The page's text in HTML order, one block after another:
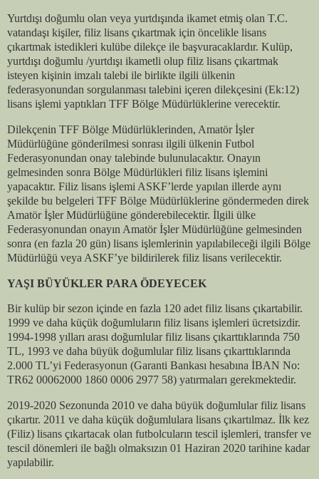
Yurtdışı doğumlu olan veya yurtdışında ikamet etmiş olan T.C.
vatandaşı kişiler, filiz lisans çıkartmak için öncelikle lisans
çıkartmak istedikleri kulübe dilekçe ile başvuracaklardır. Kulüp,
yurtdışı doğumlu /yurtdışı ikametli olup filiz lisans çıkartmak
isteyen kişinin imzalı talebi ile birlikte ilgili ülkenin
federasyonundan sorgulanması talebini içeren dilekçesini (Ek:12)
lisans işlemi yaptıkları TFF Bölge Müdürlüklerine verecektir.
Dilekçenin TFF Bölge Müdürlüklerinden, Amatör İşler
Müdürlüğüne gönderilmesi sonrası ilgili ülkenin Futbol
Federasyonundan onay talebinde bulunulacaktır. Onayın
gelmesinden sonra Bölge Müdürlükleri filiz lisans işlemini
yapacaktır. Filiz lisans işlemi ASKF’lerde yapılan illerde aynı
şekilde bu belgeleri TFF Bölge Müdürlüklerine göndermeden direk
Amatör İşler Müdürlüğüne gönderebilecektir. İlgili ülke
Federasyonundan onayın Amatör İşler Müdürlüğüne gelmesinden
sonra (en fazla 20 gün) lisans işlemlerinin yapılabileceği ilgili Bölge
Müdürlüğü veya ASKF’ye bildirilerek filiz lisans verilecektir.
YAŞI BÜYÜKLER PARA ÖDEYECEK
Bir kulüp bir sezon içinde en fazla 120 adet filiz lisans çıkartabilir.
1999 ve daha küçük doğumluların filiz lisans işlemleri ücretsizdir.
1994-1998 yılları arası doğumlular filiz lisans çıkarttıklarında 750
TL, 1993 ve daha büyük doğumlular filiz lisans çıkarttıklarında
2.000 TL’yi Federasyonun (Garanti Bankası hesabına İBAN No:
TR62 00062000 1860 0006 2977 58) yatırmaları gerekmektedir.
2019-2020 Sezonunda 2010 ve daha büyük doğumlular filiz lisans
çıkartır. 2011 ve daha küçük doğumlulara lisans çıkartılmaz. İlk kez
(Filiz) lisans çıkartacak olan futbolcuların tescil işlemleri, transfer ve
tescil dönemleri ile bağlı olmaksızın 01 Haziran 2020 tarihine kadar
yapılabilir.